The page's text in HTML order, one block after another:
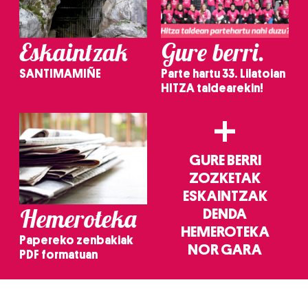
Eskaintzak
SANTIMAMIÑE
Gure berri.
Parte hartu 33. Lilatoian
HITZA taldearekin!
Hemeroteka
Papereko zenbakiak
PDF formatuan
+
GURE BERRI
ZOZKETAK
ESKAINTZAK
DENDA
HEMEROTEKA
NOR GARA